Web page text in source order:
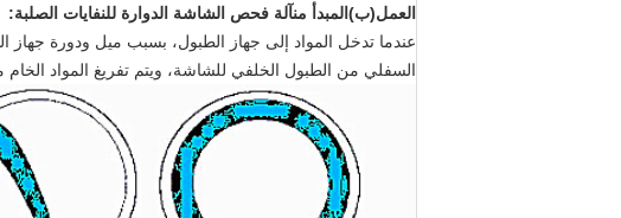
العمل(ب) المبدأ منآلة فحص الشاشة الدوارة للنفايات الصلبة:
عندما تدخل المواد إلى جهاز الطبول، بسبب ميل ودورة جهاز
السفلي من الطبول الخلفي للشاشة، ويتم تفريغ المواد